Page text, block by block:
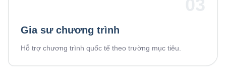
Gia sư chương trình
Hỗ trợ chương trình quốc tế theo trường mục tiêu.